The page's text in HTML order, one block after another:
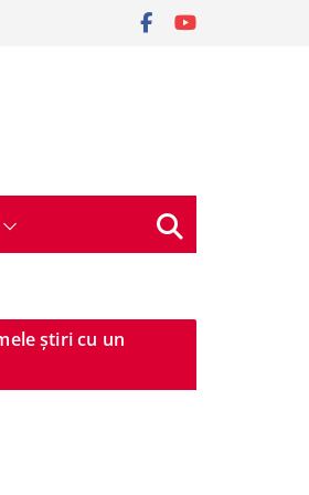
știri cu un